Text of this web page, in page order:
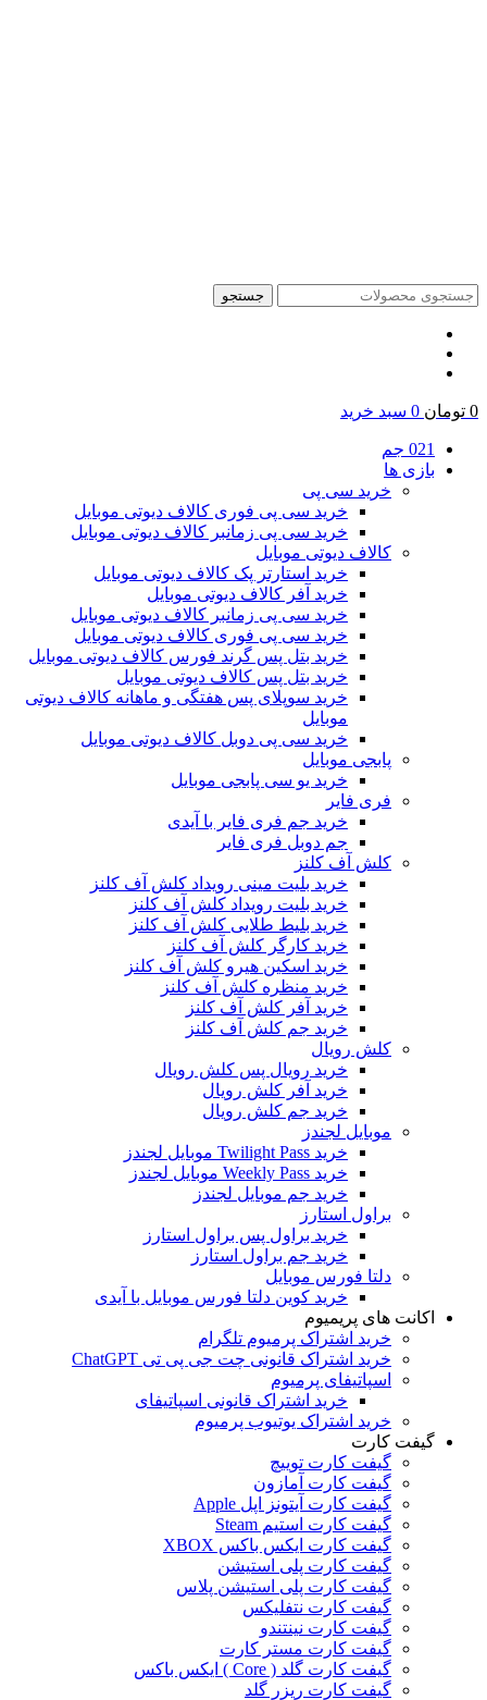
جستجو
0 تومان 0 سبد خرید
021 جم
بازی ها
خرید سی پی
خرید سی پی فوری کالاف دیوتی موبایل
خرید سی پی زمانبر کالاف دیوتی موبایل
کالاف دیوتی موبایل
خرید استارتر پک کالاف دیوتی موبایل
خرید آفر کالاف دیوتی موبایل
خرید سی پی زمانبر کالاف دیوتی موبایل
خرید سی پی فوری کالاف دیوتی موبایل
خرید بتل پس گرند فورس کالاف دیوتی موبایل
خرید بتل پس کالاف دیوتی موبایل
خرید سوپلای پس هفتگی و ماهانه کالاف دیوتی
موبایل
خرید سی پی دوبل کالاف دیوتی موبایل
پابجی موبایل
خرید یو سی پابجی موبایل
فری فایر
خرید جم فری فایر با آیدی
جم دوبل فری فایر
کلش آف کلنز
خرید بلیت مینی رویداد کلش آف کلنز
خرید بلیت رویداد کلش آف کلنز
خرید بلیط طلایی کلش آف کلنز
خرید کارگر کلش آف کلنز
خرید اسکین هیرو کلش آف کلنز
خرید منظره کلش آف کلنز
خرید آفر کلش آف کلنز
خرید جم کلش آف کلنز
کلش رویال
خرید رویال پس کلش رویال
خرید آفر کلش رویال
خرید جم کلش رویال
موبایل لجندز
خرید Twilight Pass موبایل لجندز
خرید Weekly Pass موبایل لجندز
خرید جم موبایل لجندز
براول استارز
خرید براول پس براول استارز
خرید جم براول استارز
دلتا فورس موبایل
خرید کوین دلتا فورس موبایل با آیدی
اکانت های پریمیوم
خرید اشتراک پرمیوم تلگرام
خرید اشتراک قانونی چت جی پی تی ChatGPT
اسپاتیفای پرمیوم
خرید اشتراک قانونی اسپاتیفای
خرید اشتراک یوتیوب پرمیوم
گیفت کارت
گیفت کارت توییچ
گیفت کارت آمازون
گیفت کارت آیتونز اپل Apple
گیفت کارت استیم Steam
گیفت کارت ایکس باکس XBOX
گیفت کارت پلی استیشن
گیفت کارت پلی استیشن پلاس
گیفت کارت نتفلیکس
گیفت کارت نینتندو
گیفت کارت مستر کارت
گیفت کارت گلد ( Core ) ایکس باکس
گیفت کارت ریزر گلد